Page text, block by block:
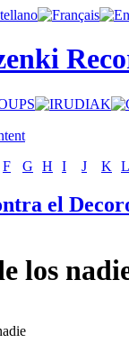
F G H I J K L
el
los